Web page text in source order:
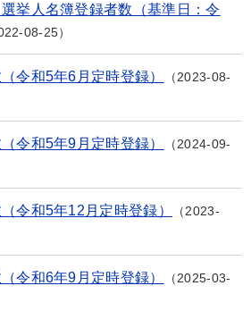
選挙人名簿登録者数（基準日：令
08-25
令和5年6月定時登録）
2023-08-
令和5年9月定時登録）
2024-09-
令和5年12月定時登録）
2023-
令和6年9月定時登録）
2025-03-